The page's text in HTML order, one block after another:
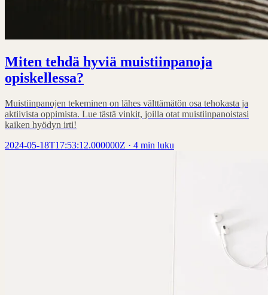
Miten tehdä hyviä muistiinpanoja
opiskellessa?
Muistiinpanojen tekeminen on lähes välttämätön osa tehokasta ja
aktiivista oppimista. Lue tästä vinkit, joilla otat muistiinpanoistasi
kaiken hyödyn irti!
2024-05-18T17:53:12.000000Z · 4 min luku